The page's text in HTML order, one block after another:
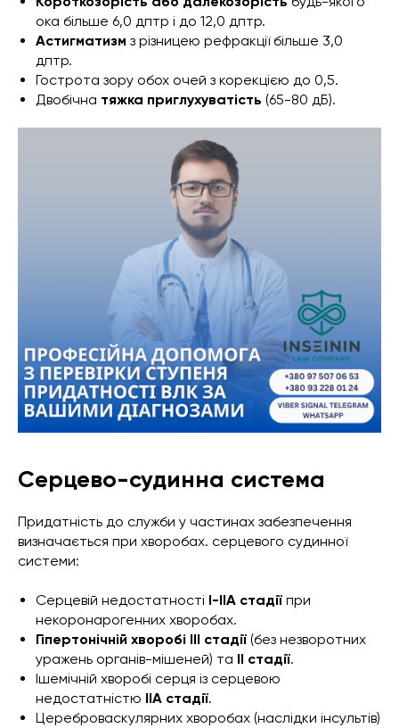
ока більше 6,0 дптр і до 12,0 дптр.
Астигматизм з різницею рефракції більше 3,0
дптр.
Гострота зору обох очей з корекцією до 0,5.
Двобічна тяжка приглухуватість (65-80 дБ).
Серцево-судинна система
Придатність до служби у частинах забезпечення
визначається при хворобах. серцевого судинної
системи:
Серцевій недостатності I-IIА стадії при
некоронарогенних хворобах.
Гіпертонічній хворобі III стадії (без незворотних
уражень органів-мішеней) та II стадії.
Ішемічній хворобі серця із серцевою
недостатністю IIА стадії.
Цереброваскулярних хворобах (наслідки інсультів)